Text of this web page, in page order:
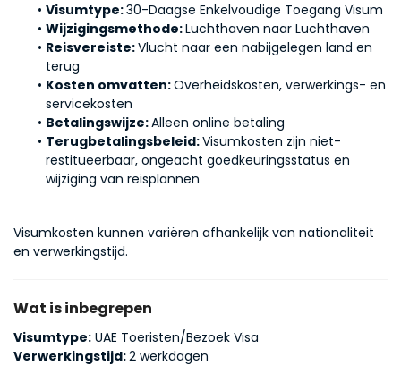
Visumtype: 30-Daagse Enkelvoudige Toegang Visum
Wijzigingsmethode: Luchthaven naar Luchthaven
Reisvereiste: Vlucht naar een nabijgelegen land en
terug
Kosten omvatten: Overheidskosten, verwerkings- en
servicekosten
Betalingswijze: Alleen online betaling
Terugbetalingsbeleid: Visumkosten zijn niet-
restitueerbaar, ongeacht goedkeuringsstatus en
wijziging van reisplannen
Visumkosten kunnen variëren afhankelijk van nationaliteit
en verwerkingstijd.
Wat is inbegrepen
Visumtype: UAE Toeristen/Bezoek Visa
Verwerkingstijd:2 werkdagen